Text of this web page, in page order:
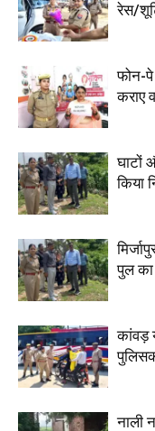
रेस/
फोन-
कराए
घाटों
किया
पुल का
कांवड़
नाली